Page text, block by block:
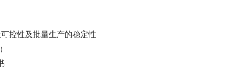
控性及批量生产的稳定性